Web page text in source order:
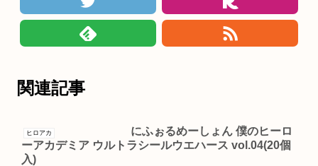
関連記事
ヒロアカ
にふぉるめーしょん 僕のヒーロ
ーアカデミア ウルトラシールウエハース vol.04(20個
入)